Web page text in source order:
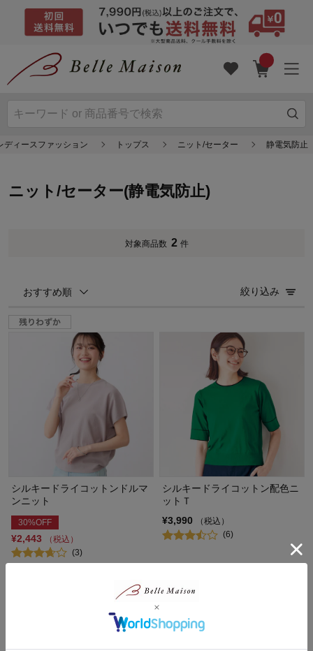
ディースファッション トップス ニット/セーター 静電気防止
ニット/セーター(静電気防止)
対象商品数 2 件
おすすめ順 絞り込み
シルキードライコットンドルマ
ンニット
30%OFF
¥2,443
（税込）
(3)
シルキードライコットン配色ニ
ットＴ
¥3,990
（税込）
(6)
1